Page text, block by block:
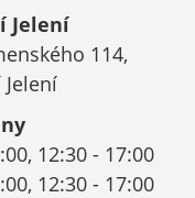
Jelení
114,
12:30 - 17:00
12:30 - 17:00